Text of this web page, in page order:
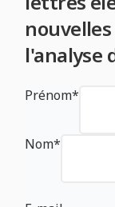
l'analyse
Prénom*
Nom*